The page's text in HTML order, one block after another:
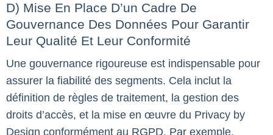
D) Mise En Place D’un Cadre De
Gouvernance Des Données Pour Garantir
Leur Qualité Et Leur Conformité
Une gouvernance rigoureuse est indispensable pour
assurer la fiabilité des segments. Cela inclut la
définition de règles de traitement, la gestion des
droits d’accès, et la mise en œuvre du Privacy by
Design conformément au RGPD. Par exemple,